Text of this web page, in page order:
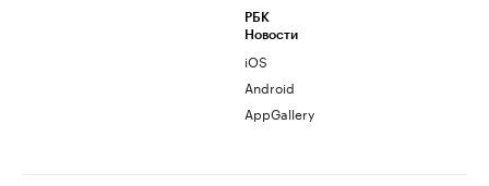
РБК
Новости
iOS
Android
AppGallery